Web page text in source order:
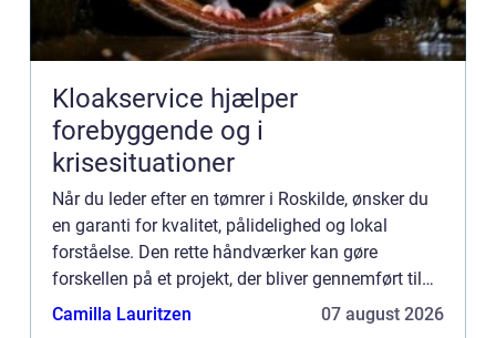
Kloakservice hjælper
forebyggende og i
krisesituationer
Når du leder efter en tømrer i Roskilde, ønsker du
en garanti for kvalitet, pålidelighed og lokal
forståelse. Den rette håndværker kan gøre
forskellen på et projekt, der bliver gennemført til
tiden, inden for budgettet og til din fulde
Camilla Lauritzen 07 august 2026